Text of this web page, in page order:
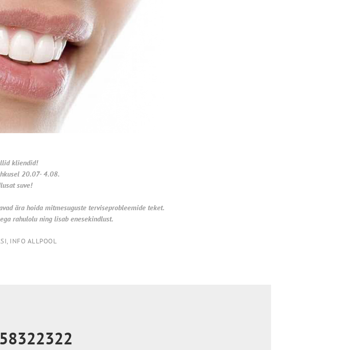
kliendid!
20.07- 4.08.
suve!
ära hoida mitmesuguste terviseprobleemide teket.
rahulolu ning lisab enesekindlust.
INFO ALLPOOL